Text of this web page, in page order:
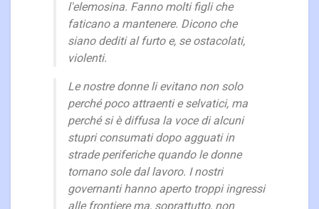
l'elemosina. Fanno molti figli che
faticano a mantenere. Dicono che
siano dediti al furto e, se ostacolati,
violenti.
Le nostre donne li evitano non solo
perché poco attraenti e selvatici, ma
perché si è diffusa la voce di alcuni
stupri consumati dopo agguati in
strade periferiche quando le donne
tornano sole dal lavoro. I nostri
governanti hanno aperto troppi ingressi